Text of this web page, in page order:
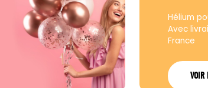
Hélium
Avec
France
VOIR